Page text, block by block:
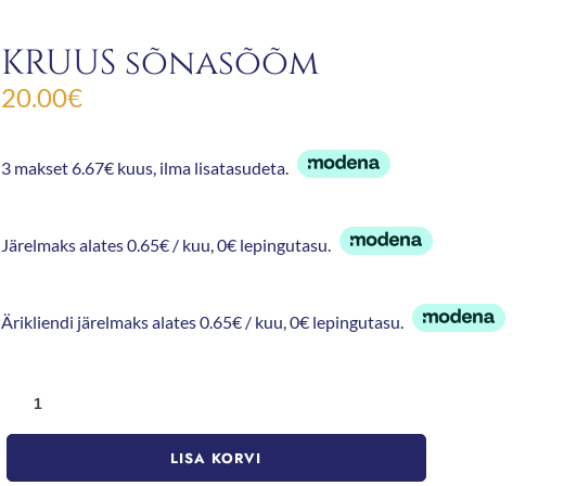
KRUUS sõnasõõm
20.00€
3 makset 6.67€ kuus, ilma lisatasudeta.
Järelmaks alates 0.65€ / kuu, 0€ lepingutasu.
Ärikliendi järelmaks alates 0.65€ / kuu, 0€ lepingutasu.
LISA KORVI